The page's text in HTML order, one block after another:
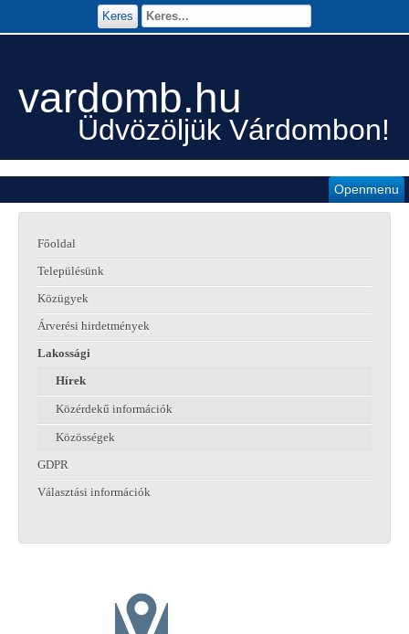
vardomb.hu
Üdvözöljük Várdombon!
Openmenu
Keres
Főoldal
Településünk
Közügyek
Árverési hirdetmények
Lakossági
Hírek
Közérdekű információk
Közösségek
GDPR
Választási információk